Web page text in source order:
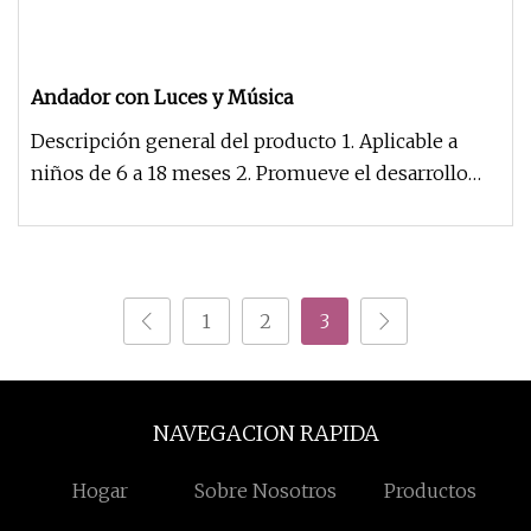
Andador con Luces y Música
Descripción general del producto 1. Aplicable a
niños de 6 a 18 meses 2. Promueve el desarrollo
1 2 3
NAVEGACION RAPIDA
Hogar Sobre Nosotros Productos